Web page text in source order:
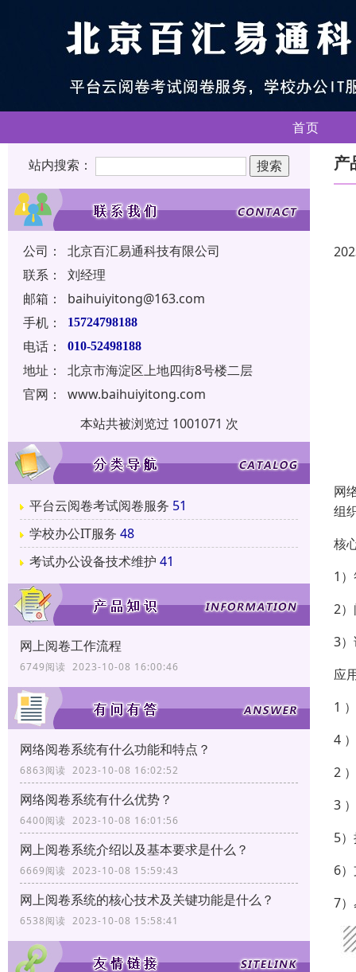
首页
站内搜索：
公司：
北京百汇易通科技有限公司
联系：
刘经理
邮箱：
baihuiyitong@163.com
手机：
15724798188
电话： 010-52498188
地址：
北京市海淀区上地四街8号楼二层
官网：
www.baihuiyitong.com
本站共被浏览过 1001071 次
平台云阅卷考试阅卷服务 51
学校办公IT服务 48
考试办公设备技术维护 41
网上阅卷工作流程
6749阅读 2023-10-08 16:00:46
网络阅卷系统有什么功能和特点？
6863阅读 2023-10-08 16:02:52
网络阅卷系统有什么优势？
6400阅读 2023-10-08 16:01:56
网上阅卷系统介绍以及基本要求是什么？
6669阅读 2023-10-08 15:59:43
网上阅卷系统的核心技术及关键功能是什么？
6538阅读 2023-10-08 15:58:41
产
网
组
核
1
2
3
应
1
4
2
3
5
6
7